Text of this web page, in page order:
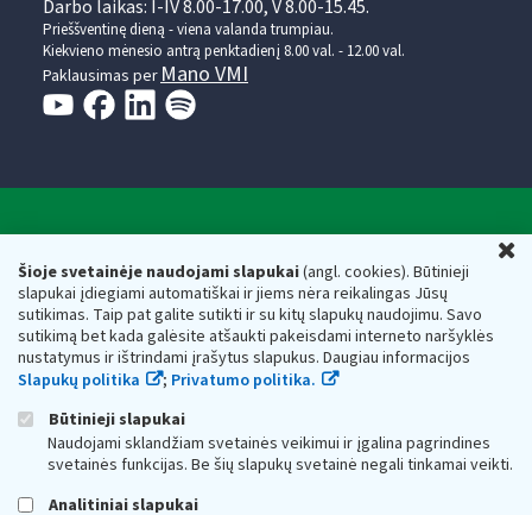
Šioje svetainėje naudojami slapukai(angl. cookies). Būtinieji
slapukai įdiegiami automatiškai ir jiems nėra reikalingas Jūsų
sutikimas. Taip pat galite sutikti ir su kitų slapukų naudojimu. Savo
sutikimą bet kada galėsite atšaukti pakeisdami interneto naršyklės
nustatymus ir ištrindami įrašytus slapukus. Daugiau informacijos
Slapukų politika
; Privatumo politika.
Būtinieji slapukai
Naudojami sklandžiam svetainės veikimui ir įgalina pagrindines
svetainės funkcijas. Be šių slapukų svetainė negali tinkamai veikti.
Analitiniai slapukai
Darbo laikas: I-IV 8.00-17.00, V 8.00-15.45.
Prieššventinę dieną - viena valanda trumpiau.
Kiekvieno mėnesio antrą penktadienį 8.00 val. - 12.00 val.
Paklausimas per Mano VMI
Respublikos finansų ministerijos
Biudžetinė įstaiga. Juridinio asmens kodas — 188659752,
adresas: Vasario 16-osios g. 14, 01107 Vilnius, Lietuva, el.paštas:
vmi@vmi.lt, E. pristatymo dėžutės adresas 188659752
Duomenys apie Valstybinę mokesčių inspekciją prie Lietuvos
Respublikos finansų ministerijos kaupiami ir saugomi Juridinių